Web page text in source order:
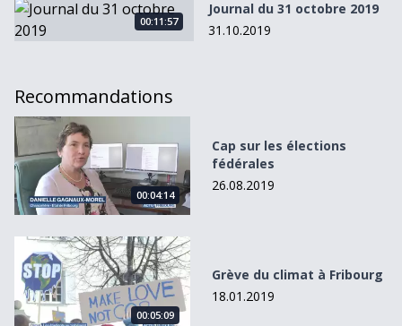
Journal du 31 octobre 2019
00:11:57
Journal du 31 octobre 2019
31.10.2019
Recommandations
Cap sur les élections fédérales
00:04:14
Cap sur les élections
fédérales
26.08.2019
Grève du climat à Fribourg
00:05:09
Grève du climat à Fribourg
18.01.2019